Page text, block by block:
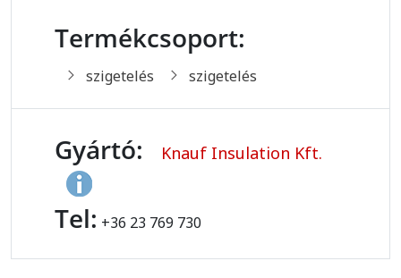
Termékcsoport:
szigetelés szigetelés
Gyártó: Knauf Insulation Kft.
Tel: +36 23 769 730